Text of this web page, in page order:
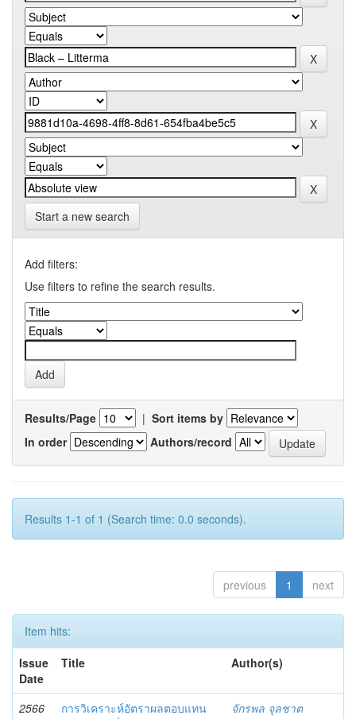
Start a new search
Add filters:
Use filters to refine the search results.
Results/Page | Sort items by
In order
Authors/record
Results 1-1 of 1 (Search time: 0.0 seconds).
previous 1 next
Item hits:
Issue
Date
Title Author(s)
2566
การวิเคราะห์อัตราผลตอบแทน
จักรพล จุลชาต